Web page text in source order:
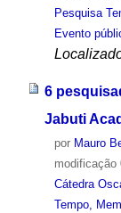
Pesquisa
Evento
6
Jabuti
por Mauro
modificação
Cátedra
Tempo,